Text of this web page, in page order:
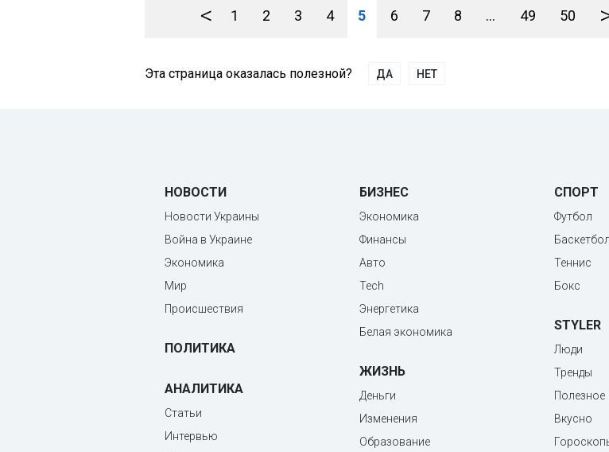
< 1 2 3 4 5 6 7 8 ... 49 50
Эта страница оказалась полезной? ДА НЕТ
НОВОСТИ
Новости Украины
Война в Украине
Экономика
Мир
Происшествия
ПОЛИТИКА
АНАЛИТИКА
Статьи
Интервью
БИЗНЕС
Экономика
Финансы
Авто
Tech
Энергетика
Белая экономика
ЖИЗНЬ
Деньги
Изменения
Образование
СПОРТ
Футбол
Баскетбол
Теннис
Бокс
STYLER
Люди
Тренды
Полезное
Вкусно